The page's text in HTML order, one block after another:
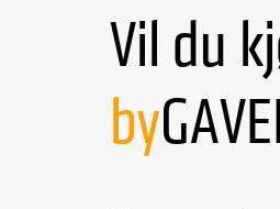
Jeg vil kjøpe gavekort
Jeg har fått gavekort
Sjekk saldo
Vil du
by